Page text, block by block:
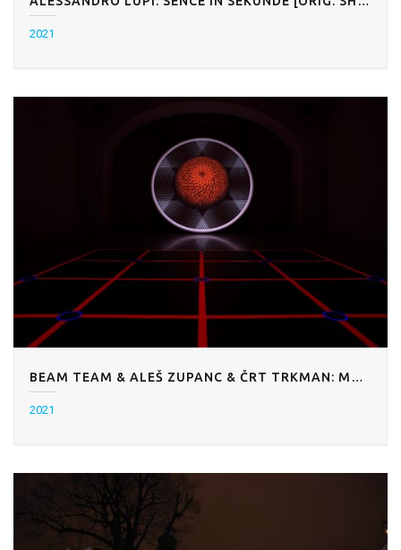
2021
BEAM TEAM & ALEŠ ZUPANC & ČRT TRKMAN: MREŽA
2021